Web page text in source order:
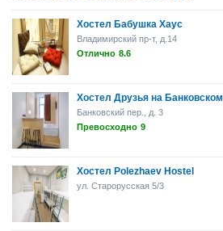
Хостел Бабушка Хаус
Владимирский пр-т, д.14
Отлично 8.6
Хостел Друзья на Банковском
Банковский пер., д. 3
Превосходно 9
Хостел Polezhaev Hostel
ул. Старорусская 5/3